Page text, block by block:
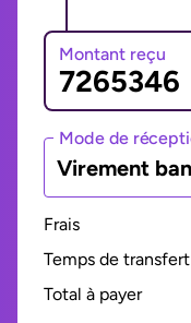
Montant reçu
Mode de
Virement
Frais
Temps de transfert
Total à payer